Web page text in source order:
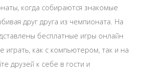
когда собираются знакомые
друг друга из чемпионата. На
бесплатные игры онлайн
как с компьютером, так и на
друзей к себе в гости и